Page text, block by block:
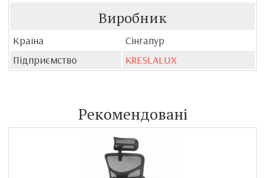
Виробник
Країна
Сінгапур
Підприємство
KRESLALUX
Рекомендовані